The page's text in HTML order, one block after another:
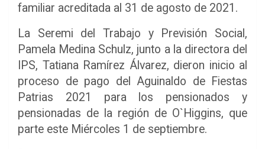
familiar acreditada al 31 de agosto de 2021.
La Seremi del Trabajo y Previsión Social,
Pamela Medina Schulz, junto a la directora del
IPS, Tatiana Ramírez Álvarez, dieron inicio al
proceso de pago del Aguinaldo de Fiestas
Patrias 2021 para los pensionados y
pensionadas de la región de O`Higgins, que
parte este Miércoles 1 de septiembre.